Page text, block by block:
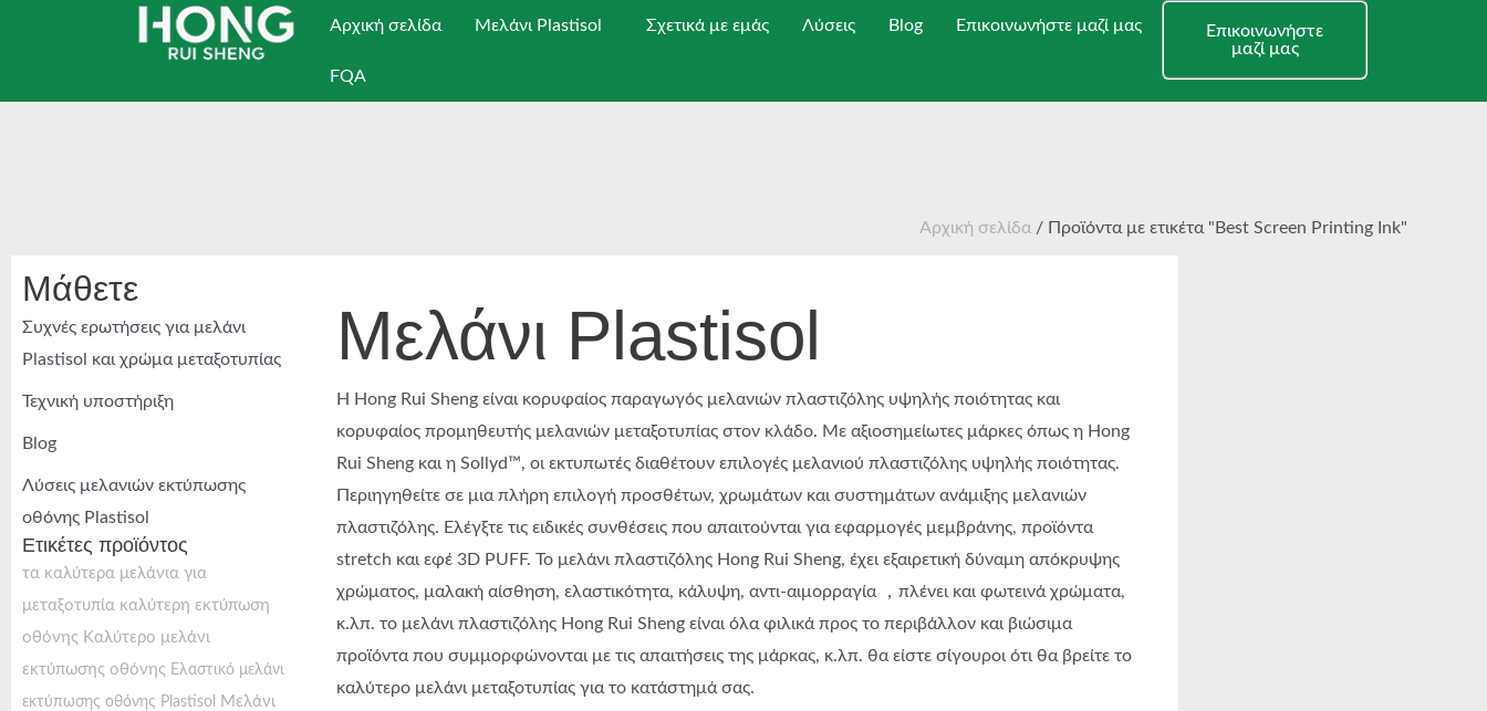
Αρχική σελίδα Μελάνι Plastisol Σχετικά με εμάς Λύσεις Blog Επικοινωνήστε μαζί μας
FQA
Επικοινωνήστε
μαζί μας
Αρχική σελίδα / Προϊόντα με ετικέτα "Best Screen Printing Ink"
Μάθετε
Συχνές ερωτήσεις για μελάνι
Plastisol και χρώμα μεταξοτυπίας
Τεχνική υποστήριξη
Blog
Λύσεις μελανιών εκτύπωσης
οθόνης Plastisol
Ετικέτες προϊόντος
τα καλύτερα μελάνια για
μεταξοτυπία καλύτερη εκτύπωση
οθόνης Καλύτερο μελάνι
εκτύπωσης οθόνης Ελαστικό μελάνι
εκτύπωσης οθόνης Plastisol
Μελάνι
Μελάνι Plastisol
Η Hong Rui Sheng είναι κορυφαίος παραγωγός μελανιών πλαστιζόλης υψηλής ποιότητας και
κορυφαίος προμηθευτής μελανιών μεταξοτυπίας στον κλάδο. Με αξιοσημείωτες μάρκες όπως η Hong
Rui Sheng και η Sollyd™, οι εκτυπωτές διαθέτουν επιλογές μελανιού πλαστιζόλης υψηλής ποιότητας.
Περιηγηθείτε σε μια πλήρη επιλογή προσθέτων, χρωμάτων και συστημάτων ανάμιξης μελανιών
πλαστιζόλης. Ελέγξτε τις ειδικές συνθέσεις που απαιτούνται για εφαρμογές μεμβράνης, προϊόντα
stretch και εφέ 3D PUFF. Το μελάνι πλαστιζόλης Hong Rui Sheng, έχει εξαιρετική δύναμη απόκρυψης
χρώματος, μαλακή αίσθηση, ελαστικότητα, κάλυψη, αντι-αιμορραγία ，πλένει και φωτεινά χρώματα,
κ.λπ. το μελάνι πλαστιζόλης Hong Rui Sheng είναι όλα φιλικά προς το περιβάλλον και βιώσιμα
προϊόντα που συμμορφώνονται με τις απαιτήσεις της μάρκας, κ.λπ. θα είστε σίγουροι ότι θα βρείτε το
καλύτερο μελάνι μεταξοτυπίας για το κατάστημά σας.